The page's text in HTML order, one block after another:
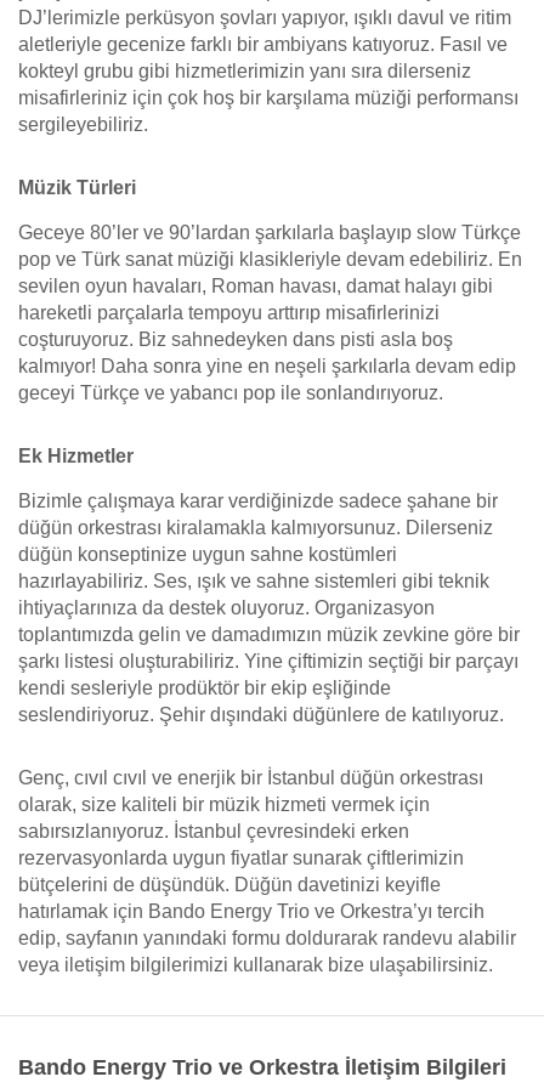
DJ’lerimizle perküsyon şovları yapıyor, ışıklı davul ve ritim
aletleriyle gecenize farklı bir ambiyans katıyoruz. Fasıl ve
kokteyl grubu gibi hizmetlerimizin yanı sıra dilerseniz
misafirleriniz için çok hoş bir karşılama müziği performansı
sergileyebiliriz.
Müzik Türleri
Geceye 80’ler ve 90’lardan şarkılarla başlayıp slow Türkçe
pop ve Türk sanat müziği klasikleriyle devam edebiliriz. En
sevilen oyun havaları, Roman havası, damat halayı gibi
hareketli parçalarla tempoyu arttırıp misafirlerinizi
coşturuyoruz. Biz sahnedeyken dans pisti asla boş
kalmıyor! Daha sonra yine en neşeli şarkılarla devam edip
geceyi Türkçe ve yabancı pop ile sonlandırıyoruz.
Ek Hizmetler
Bizimle çalışmaya karar verdiğinizde sadece şahane bir
düğün orkestrası kiralamakla kalmıyorsunuz. Dilerseniz
düğün konseptinize uygun sahne kostümleri
hazırlayabiliriz. Ses, ışık ve sahne sistemleri gibi teknik
ihtiyaçlarınıza da destek oluyoruz. Organizasyon
toplantımızda gelin ve damadımızın müzik zevkine göre bir
şarkı listesi oluşturabiliriz. Yine çiftimizin seçtiği bir parçayı
kendi sesleriyle prodüktör bir ekip eşliğinde
seslendiriyoruz. Şehir dışındaki düğünlere de katılıyoruz.
Genç, cıvıl cıvıl ve enerjik bir İstanbul düğün orkestrası
olarak, size kaliteli bir müzik hizmeti vermek için
sabırsızlanıyoruz. İstanbul çevresindeki erken
rezervasyonlarda uygun fiyatlar sunarak çiftlerimizin
bütçelerini de düşündük. Düğün davetinizi keyifle
hatırlamak için Bando Energy Trio ve Orkestra’yı tercih
edip, sayfanın yanındaki formu doldurarak randevu alabilir
veya iletişim bilgilerimizi kullanarak bize ulaşabilirsiniz.
Bando Energy Trio ve Orkestra İletişim Bilgileri